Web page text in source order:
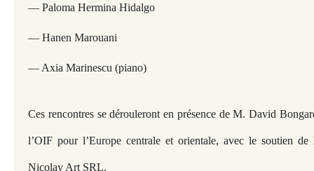
— Paloma Hermina Hidalgo
— Hanen Marouani
— Axia Marinescu (piano)
Ces rencontres se dérouleront en présence de M. David
l’OIF pour l’Europe centrale et orientale, avec le soutien de
Nicolay Art SRL.